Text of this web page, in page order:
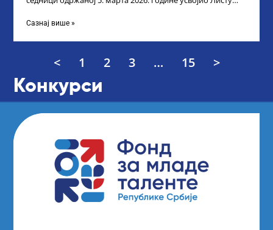
Сазнај више »
< 1 2 3 … 15 >
Конкурси